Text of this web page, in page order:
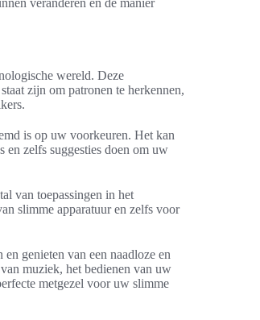
veranderen en de manier
wereld. Deze
zijn om patronen te herkennen,
is op uw voorkeuren. Het kan
en zelfs suggesties doen om uw
van toepassingen in het
slimme apparatuur en zelfs voor
genieten van een naadloze en
muziek, het bedienen van uw
metgezel voor uw slimme